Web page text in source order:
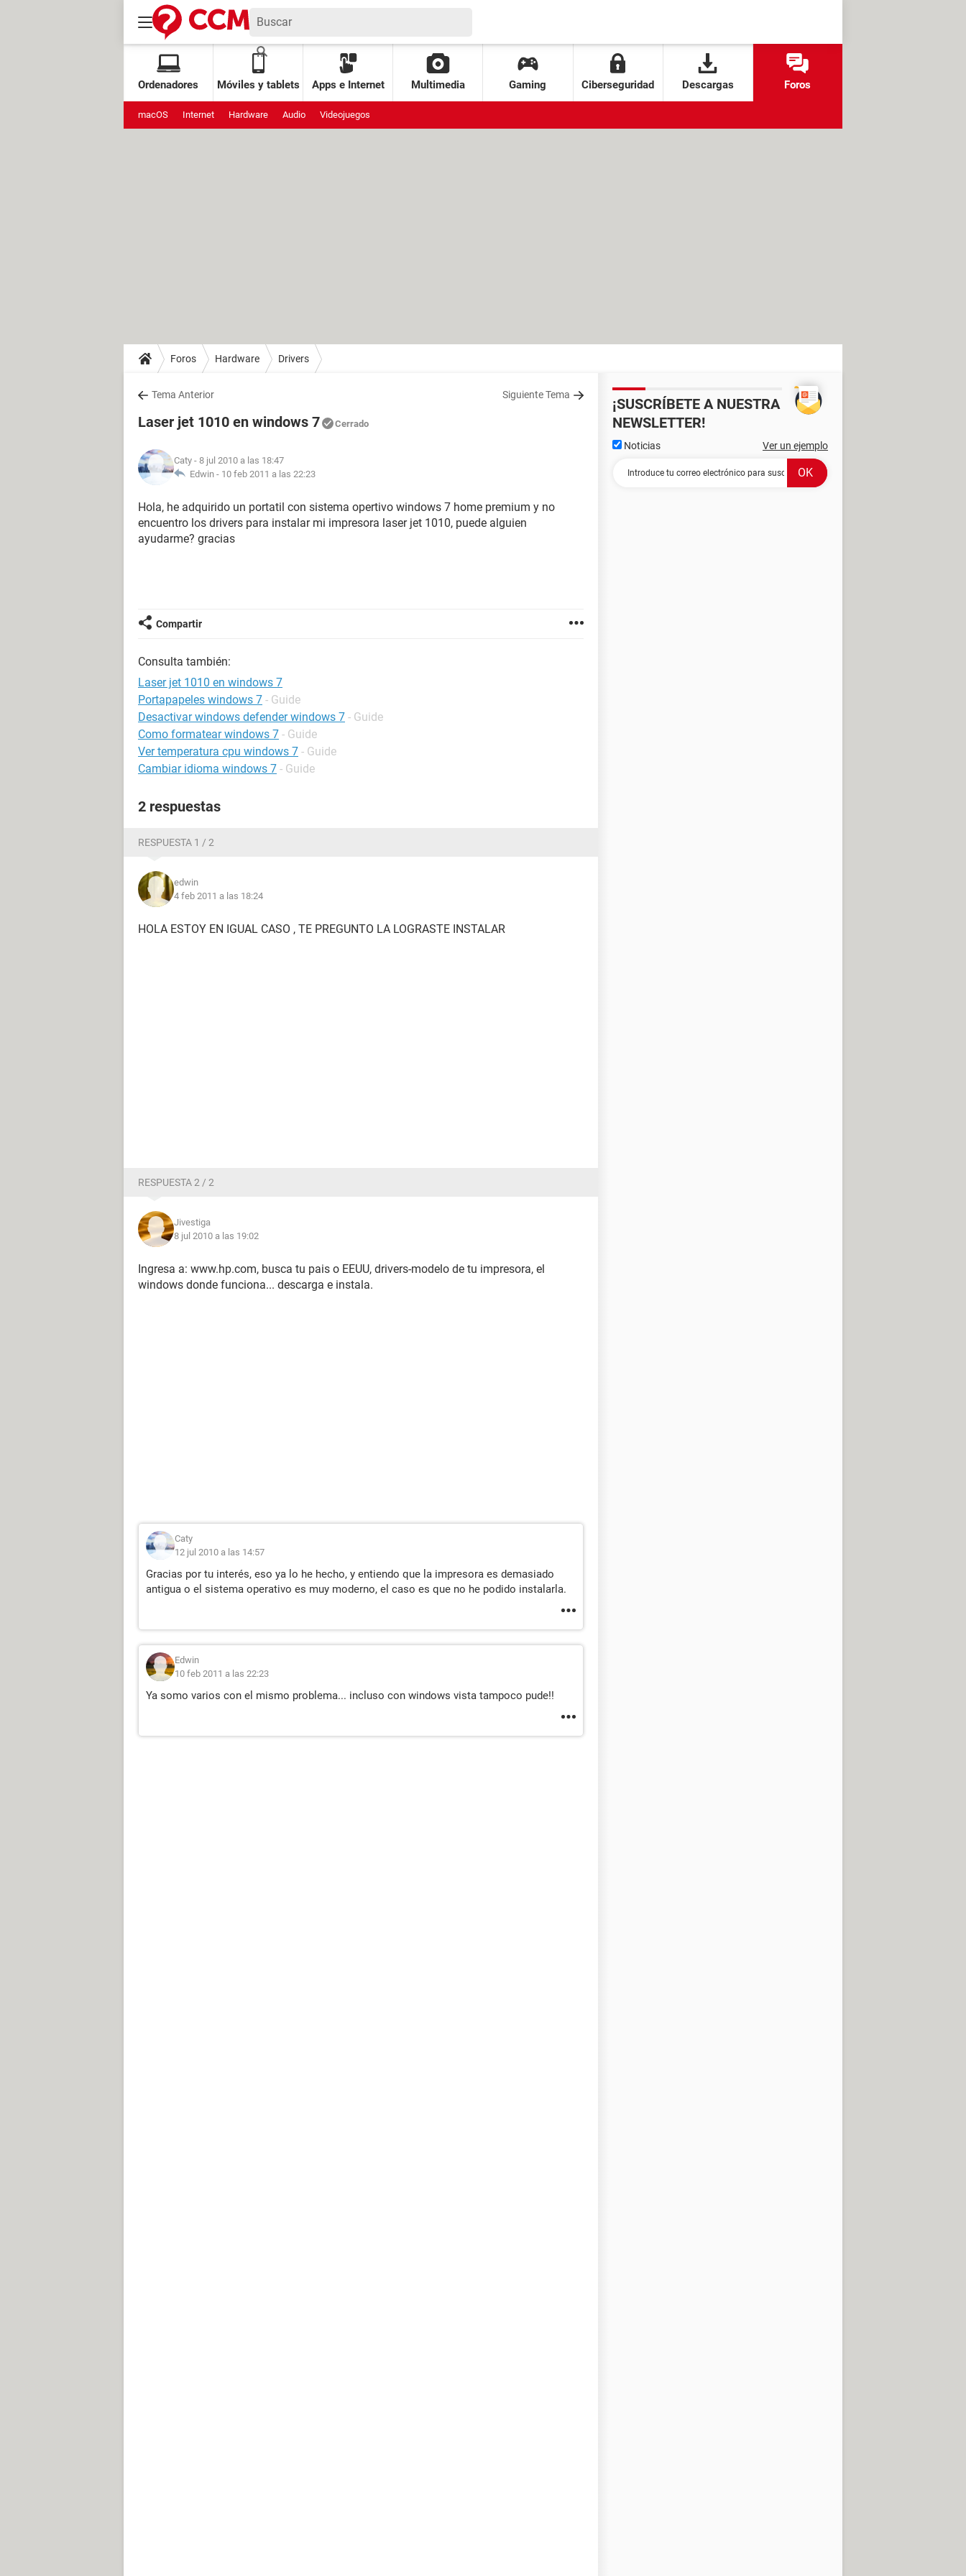
Ordenadores Móviles y tablets Apps e Internet Multimedia Gaming Ciberseguridad Descargas Foros
macOS Internet Hardware Audio Videojuegos
Foros Hardware Drivers
Tema Anterior Siguiente Tema
Laser jet 1010 en windows 7 Cerrado
Caty - 8 jul 2010 a las 18:47
Edwin - 10 feb 2011 a las 22:23
Hola, he adquirido un portatil con sistema opertivo windows 7 home premium y no
encuentro los drivers para instalar mi impresora laser jet 1010, puede alguien
ayudarme? gracias
Compartir
Consulta también:
Laser jet 1010 en windows 7
Portapapeles windows 7 - Guide
Desactivar windows defender windows 7 - Guide
Como formatear windows 7 - Guide
Ver temperatura cpu windows 7 - Guide
Cambiar idioma windows 7 - Guide
2 respuestas
RESPUESTA 1 / 2
edwin
4 feb 2011 a las 18:24
HOLA ESTOY EN IGUAL CASO , TE PREGUNTO LA LOGRASTE INSTALAR
RESPUESTA 2 / 2
Jivestiga
8 jul 2010 a las 19:02
Ingresa a: www.hp.com, busca tu pais o EEUU, drivers-modelo de tu impresora, el
windows donde funciona... descarga e instala.
Caty
12 jul 2010 a las 14:57
Gracias por tu interés, eso ya lo he hecho, y entiendo que la impresora es demasiado
antigua o el sistema operativo es muy moderno, el caso es que no he podido instalarla.
Edwin
10 feb 2011 a las 22:23
Ya somo varios con el mismo problema... incluso con windows vista tampoco pude!!
¡SUSCRÍBETE A NUESTRA
NEWSLETTER!
Noticias Ver un ejemplo